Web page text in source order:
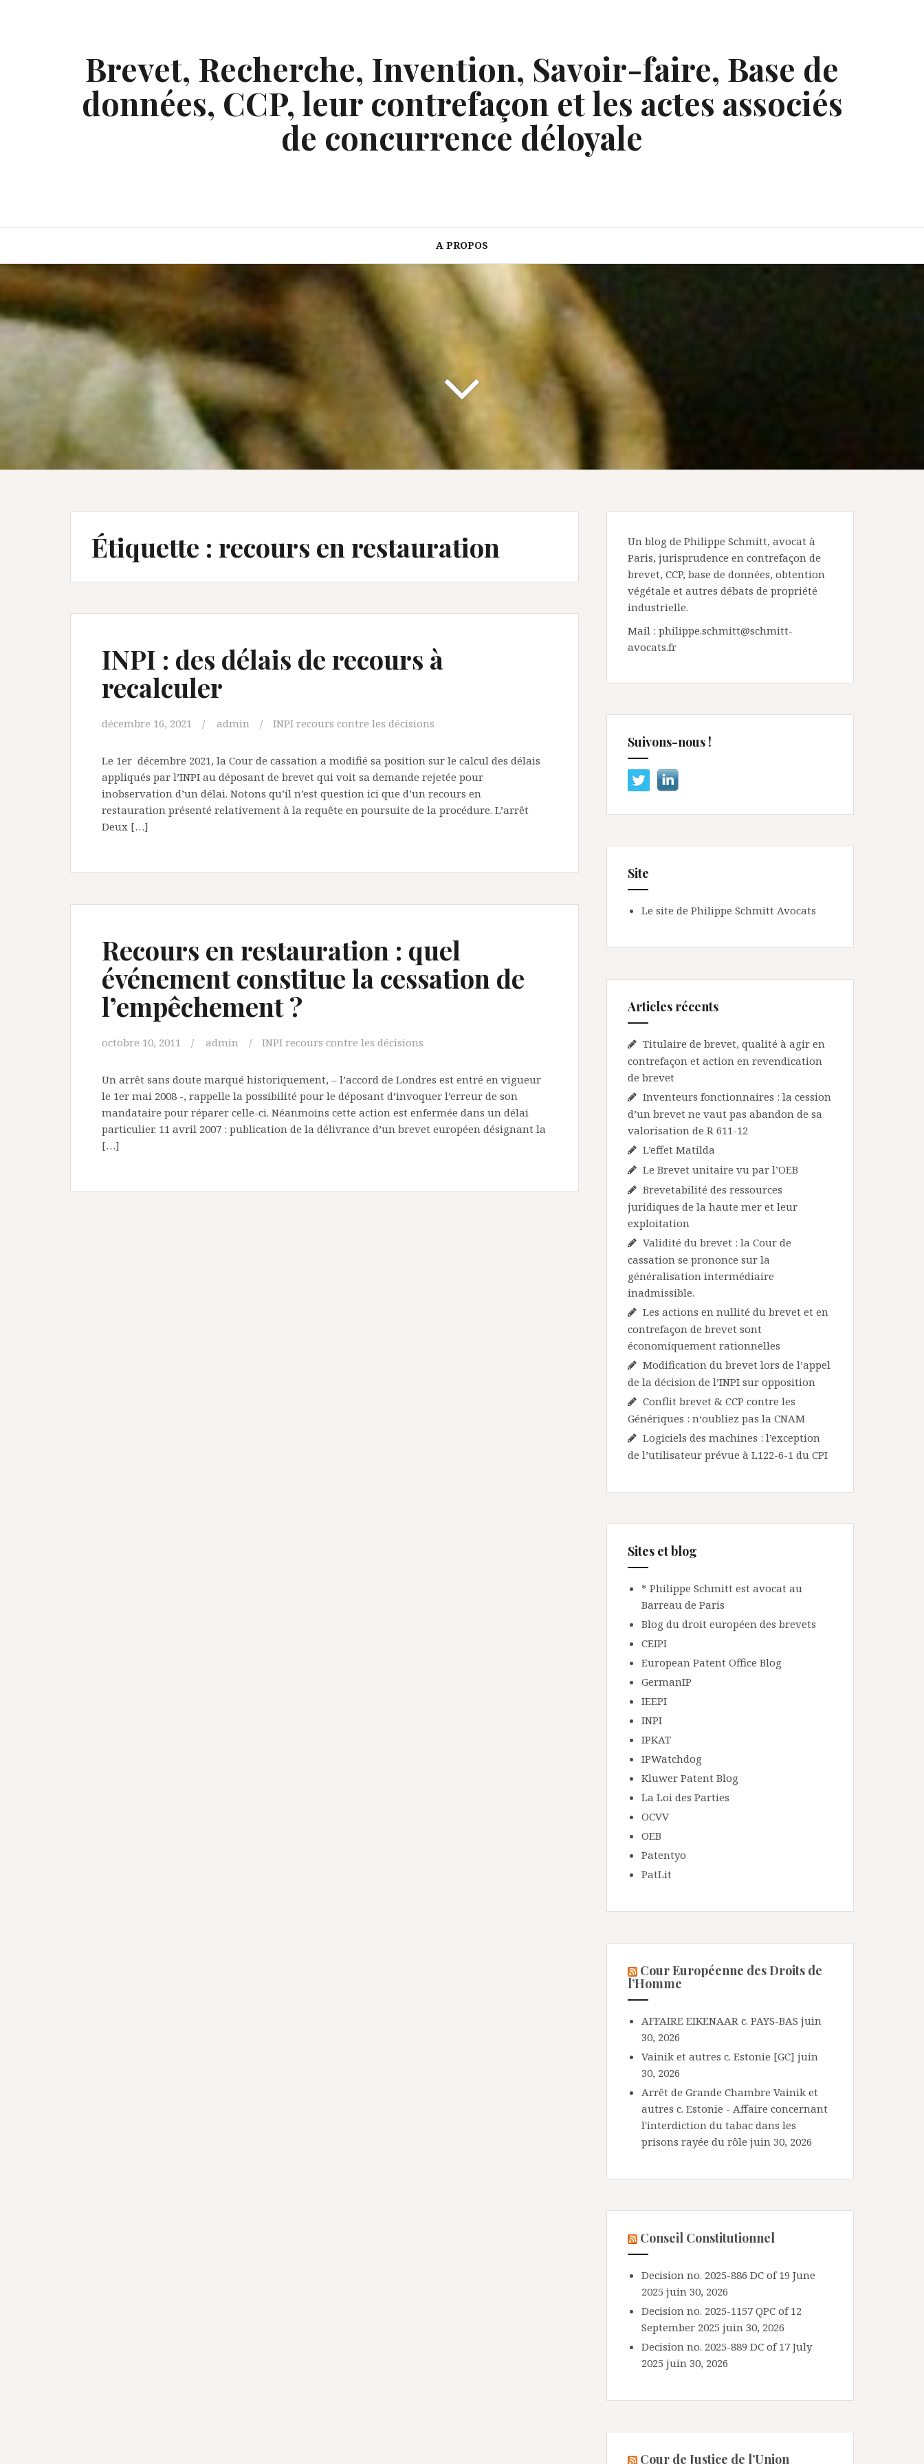
Brevet, Recherche, Invention, Savoir-faire, Base de
données, CCP, leur contrefaçon et les actes associés
de concurrence déloyale
A PROPOS
Étiquette : recours en restauration
INPI : des délais de recours à
recalculer
décembre 16, 2021 admin INPI recours contre les décisions
Le 1er décembre 2021, la Cour de cassation a modifié sa position sur le calcul des délais
appliqués par l’INPI au déposant de brevet qui voit sa demande rejetée pour
inobservation d’un délai. Notons qu’il n’est question ici que d’un recours en
restauration présenté relativement à la requête en poursuite de la procédure. L’arrêt
Deux […]
Recours en restauration : quel
événement constitue la cessation de
l’empêchement ?
octobre 10, 2011 admin INPI recours contre les décisions
Un arrêt sans doute marqué historiquement, – l’accord de Londres est entré en vigueur
le 1er mai 2008 -, rappelle la possibilité pour le déposant d’invoquer l’erreur de son
mandataire pour réparer celle-ci. Néanmoins cette action est enfermée dans un délai
particulier. 11 avril 2007 : publication de la délivrance d’un brevet européen désignant la
[…]
Un blog de Philippe Schmitt, avocat à
Paris, jurisprudence en contrefaçon de
brevet, CCP, base de données, obtention
végétale et autres débats de propriété
industrielle.
Mail : philippe.schmitt@schmitt-
avocats.fr
Suivons-nous !
Site
Le site de Philippe Schmitt Avocats
Articles récents
Titulaire de brevet, qualité à agir en
contrefaçon et action en revendication
de brevet
Inventeurs fonctionnaires : la cession
d’un brevet ne vaut pas abandon de sa
valorisation de R 611-12
L’effet Matilda
Le Brevet unitaire vu par l’OEB
Brevetabilité des ressources
juridiques de la haute mer et leur
exploitation
Validité du brevet : la Cour de
cassation se prononce sur la
généralisation intermédiaire
inadmissible.
Les actions en nullité du brevet et en
contrefaçon de brevet sont
économiquement rationnelles
Modification du brevet lors de l’appel
de la décision de l’INPI sur opposition
Conflit brevet & CCP contre les
Génériques : n‘oubliez pas la CNAM
Logiciels des machines : l’exception
de l’utilisateur prévue à L122-6-1 du CPI
Sites et blog
* Philippe Schmitt est avocat au
Barreau de Paris
Blog du droit européen des brevets
CEIPI
European Patent Office Blog
GermanIP
IEEPI
INPI
IPKAT
IPWatchdog
Kluwer Patent Blog
La Loi des Parties
OCVV
OEB
Patentyo
PatLit
Cour Européenne des Droits de
l’Homme
AFFAIRE EIKENAAR c. PAYS-BAS juin
30, 2026
Vainik et autres c. Estonie [GC] juin
30, 2026
Arrêt de Grande Chambre Vainik et
autres c. Estonie - Affaire concernant
l'interdiction du tabac dans les
prisons rayée du rôle juin 30, 2026
Conseil Constitutionnel
Decision no. 2025-886 DC of 19 June
2025 juin 30, 2026
Decision no. 2025-1157 QPC of 12
September 2025 juin 30, 2026
Decision no. 2025-889 DC of 17 July
2025 juin 30, 2026
Cour de Justice de l’Union